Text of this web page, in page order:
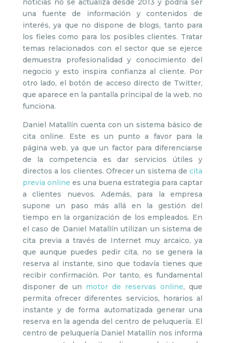
noticias no se actualiza desde 2013 y podría ser
una fuente de información y contenidos de
interés, ya que no dispone de blogs, tanto para
los fieles como para los posibles clientes. Tratar
temas relacionados con el sector que se ejerce
demuestra profesionalidad y conocimiento del
negocio y esto inspira confianza al cliente. Por
otro lado, el botón de acceso directo de Twitter,
que aparece en la pantalla principal de la web, no
funciona.
Daniel Matallín cuenta con un sistema básico de
cita online. Este es un punto a favor para la
página web, ya que un factor para diferenciarse
de la competencia es dar servicios útiles y
directos a los clientes. Ofrecer un sistema decita
previa online es una buena estrategia para captar
a clientes nuevos. Además, para la empresa
supone un paso más allá en la gestión del
tiempo en la organización de los empleados. En
el caso de Daniel Matallín utilizan un sistema de
cita previa a través de Internet muy arcaico, ya
que aunque puedes pedir cita, no se genera la
reserva al instante, sino que todavía tienes que
recibir confirmación. Por tanto, es fundamental
disponer de un motor de reservas online, que
permita ofrecer diferentes servicios, horarios al
instante y de forma automatizada generar una
reserva en la agenda del centro de peluquería. El
centro de peluquería Daniel Matallín nos informa